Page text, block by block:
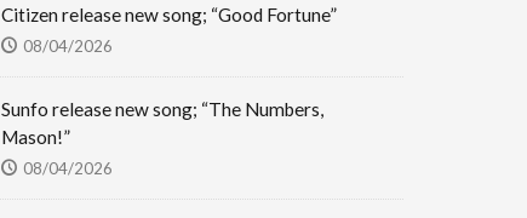
Citizen release new song; “Good Fortune”
08/04/2026
Sunfo release new song; “The Numbers,
Mason!”
08/04/2026